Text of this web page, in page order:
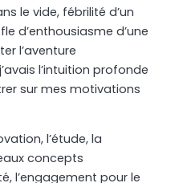
le vide, fébrilité d’un
d’enthousiasme d’une
l’aventure
l’intuition profonde
sur mes motivations
l’étude, la
concepts
l’engagement pour le